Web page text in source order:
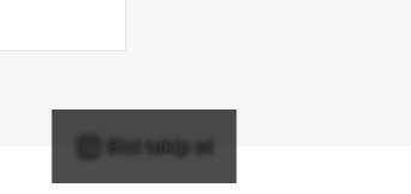
Bizi takip et